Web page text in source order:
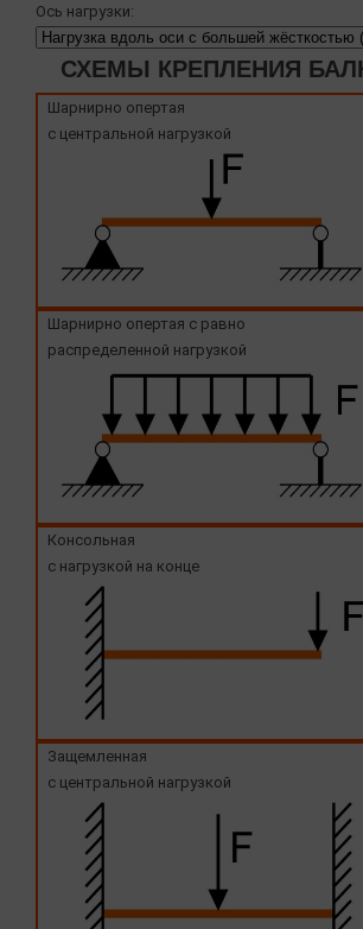
Ось нагрузки:
СХЕМЫ КРЕПЛЕНИЯ
Шарнирно опертая
с центральной нагрузкой
Шарнирно опертая с равно
распределенной нагрузкой
Консольная
с нагрузкой на конце
Защемленная
с центральной нагрузкой